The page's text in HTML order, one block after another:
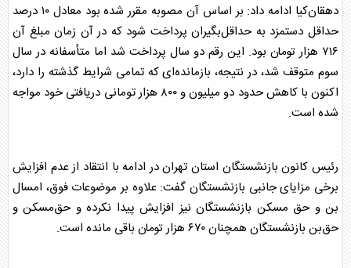
دهقان‌کیا ادامه داد: بر اساس آن مصوبه مقرر شده بود معادل ۱۰ درصد
حداقل دستمزد به حداقل‌بگیران پرداخت شود که در آن زمان مبلغ آن
۷۱۶ هزار تومان بود. این رقم دو سال پرداخت شد اما متأسفانه در سال
سوم متوقف شد، در نتیجه، بازمانده‌ای که تمامی شرایط گذشته را دارد،
اکنون با کاهش حدود دو میلیون و ۸۰۰ هزار تومانی دریافتی خود مواجه
شده است.
رئیس کانون بازنشستگان استان تهران در ادامه با انتقاد از عدم افزایش
برخی مزایای جانبی بازنشستگان گفت: علاوه بر موضوعات فوق، امسال
بن و حق مسکن بازنشستگاننیز افزایش پیدا نکرده و حق‌مسکن و
حق‌بن بازنشستگان همچنان ۶۷۰ هزار تومان باقی مانده است.